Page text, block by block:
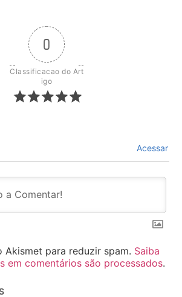
0
Classificacao do Art
igo
Acessar
Akismet para reduzir spam. Saiba
em comentários são processados.